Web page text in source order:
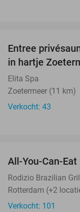
Entree
in hartje
Elita Spa
Zoetermeer (11 km)
Verkocht: 43
All-You-Can-
Rodizio Brazilian
Rotterdam (+2
Verkocht: 101